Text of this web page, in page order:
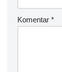
Komentar *